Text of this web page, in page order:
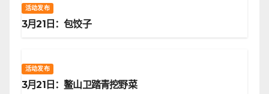
活动发布
3月21日：包饺子
活动发布
3月21日：鳌山卫踏青挖野菜